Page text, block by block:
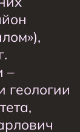
–
геологии